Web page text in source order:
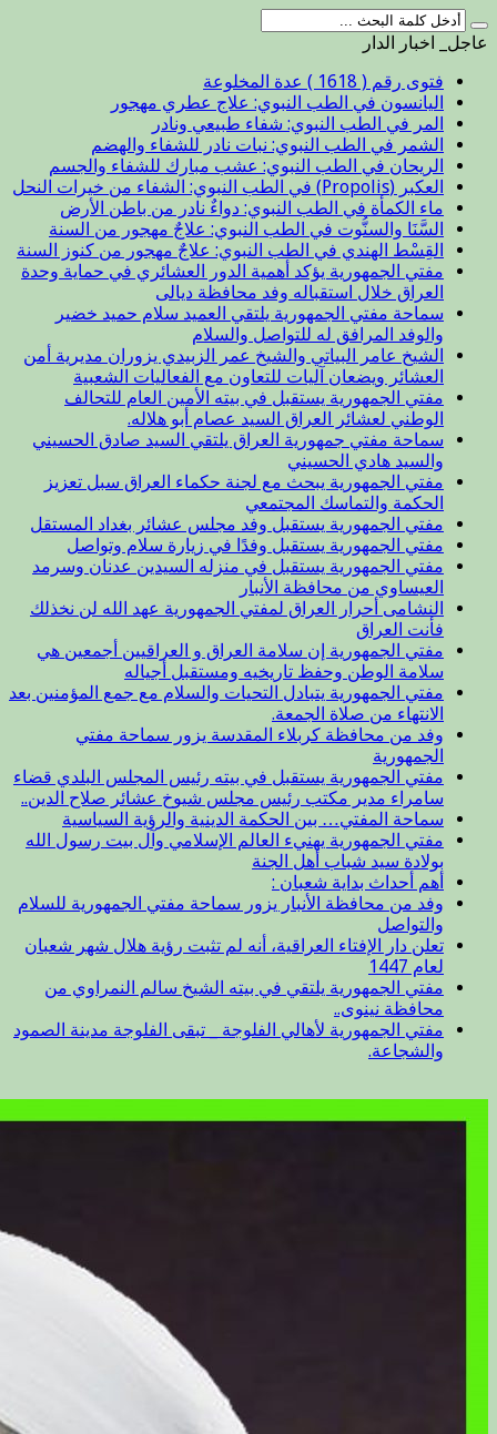
عاجل_ اخبار الدار
فتوى رقم ( 1618 ) عدة المخلوعة
اليانسون في الطب النبوي: علاج عطري مهجور
المر في الطب النبوي: شفاء طبيعي ونادر
الشمر في الطب النبوي: نبات نادر للشفاء والهضم
الريحان في الطب النبوي: عشب مبارك للشفاء والجسم
العكبر (Propolis) في الطب النبوي: الشفاء من خيرات النحل
ماء الكمأة في الطب النبوي: دواءٌ نادر من باطن الأرض
السَّنَا والسنُّوت في الطب النبوي: علاجٌ مهجور من السنة
القِسْط الهندي في الطب النبوي: علاجٌ مهجور من كنوز السنة
مفتي الجمهورية يؤكد أهمية الدور العشائري في حماية وحدة
العراق خلال استقباله وفد محافظة ديالى
سماحة مفتي الجمهورية يلتقي العميد سلام حميد خضير
والوفد المرافق له للتواصل والسلام
الشيخ عامر البياتي والشيخ عمر الزبيدي يزوران مديرية أمن
العشائر ويضعان آليات للتعاون مع الفعاليات الشعبية
مفتي الجمهورية يستقبل في بيته الأمين العام للتحالف
الوطني لعشائر العراق السيد عصام أبو هلاله.
سماحة مفتي جمهورية العراق يلتقي السيد صادق الحسيني
والسيد هادي الحسيني
مفتي الجمهورية يبحث مع لجنة حكماء العراق سبل تعزيز
الحكمة والتماسك المجتمعي
مفتي الجمهورية يستقبل وفد مجلس عشائر بغداد المستقل
مفتي الجمهورية يستقبل وفدًا في زيارة سلام وتواصل
مفتي الجمهورية يستقبل في منزله السيدين عدنان وسرمد
العيساوي من محافظة الأنبار
النشامى أحرار العراق لمفتي الجمهورية عهد الله لن نخذلك
فأنت العراق
مفتي الجمهورية إن سلامة العراق و العراقيين أجمعين هي
سلامة الوطن وحفظ تاريخيه ومستقبل أجياله
مفتي الجمهورية يتبادل التحيات والسلام مع جمع المؤمنين بعد
الانتهاء من صلاة الجمعة.
وفد من محافظة كربلاء المقدسة يزور سماحة مفتي
الجمهورية
مفتي الجمهورية يستقبل في بيته رئيس المجلس البلدي قضاء
سامراء مدير مكتب رئيس مجلس شيوخ عشائر صلاح الدين..
سماحة المفتي… بين الحكمة الدينية والرؤية السياسية
مفتي الجمهورية يهنيء العالم الإسلامي وآل بيت رسول الله
بولادة سيد شباب أهل الجنة
أهم أحداث بداية شعبان :
وفد من محافظة الأنبار يزور سماحة مفتي الجمهورية للسلام
والتواصل
تعلن دار الإفتاء العراقية، أنه لم تثبت رؤية هلال شهر شعبان
لعام 1447
مفتي الجمهورية يلتقي في بيته الشيخ سالم النمراوي من
محافظة نينوى..
مفتي الجمهورية لأهالي الفلوجة _ تبقى الفلوجة مدينة الصمود
والشجاعة.